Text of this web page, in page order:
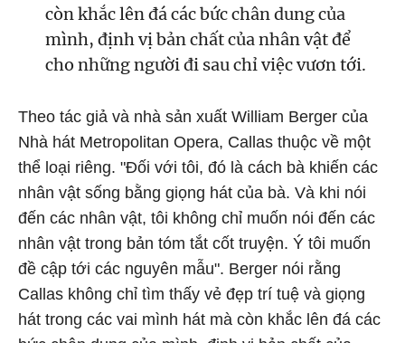
còn khắc lên đá các bức chân dung của
mình, định vị bản chất của nhân vật để
cho những người đi sau chỉ việc vươn tới.
Theo tác giả và nhà sản xuất William Berger của
Nhà hát Metropolitan Opera, Callas thuộc về một
thể loại riêng. "Đối với tôi, đó là cách bà khiến các
nhân vật sống bằng giọng hát của bà. Và khi nói
đến các nhân vật, tôi không chỉ muốn nói đến các
nhân vật trong bản tóm tắt cốt truyện. Ý tôi muốn
đề cập tới các nguyên mẫu". Berger nói rằng
Callas không chỉ tìm thấy vẻ đẹp trí tuệ và giọng
hát trong các vai mình hát mà còn khắc lên đá các